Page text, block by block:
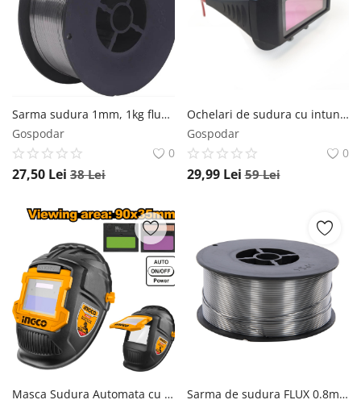
Sarma sudura 1mm, 1kg flux fara gaz , *aparat invertor* CMP1800 – Performanta Profesionala si Fiabilitate Extinsa CAMPION
Gospodar
0
27,50 Lei 38Lei
Ochelari de sudura cu intunecare automata, LCD, cristale lichide, DIN15, Protectie UV, MX006 LIDER
Gospodar
0
29,99 Lei 59Lei
Masca Sudura Automata cu Deschidere Vizor Ingco AHM009 INGCO
Sarma de sudura FLUX 0.8mm, 1kg, MIG-MAG, cu sau fara gaz, KRAFTNER KF-2583 KRAFTNER